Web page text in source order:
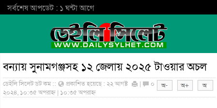
সর্বশেষ আপডেট : ১ ঘন্টা আগে
বন্যায় সুনামগঞ্জসহ ১২ জেলায় ২০২৫ টাওয়ার অচল
ডেইলি সিলেট ডট কম ::
প্রকাশিত হয়েছে : ২২ আগষ্ট
২০২৪, ১০:৩৫ অপরাহ্ন | ১০:৩৫ অপরাহ্ন
| ০